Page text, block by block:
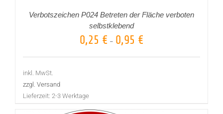
Verbotszeichen P024 Betreten der Fläche verboten
selbstklebend
0,25 € – 0,95 €
inkl. MwSt.
zzgl. Versand
Lieferzeit: 2-3 Werktage